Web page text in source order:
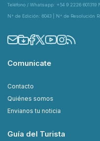
Teléfono / Whatsapp: +54 9 2226 601319
N° de Edición: 6043 | N° de Resolución
Comunicate
Contacto
Quiénes somos
Envianos tu noticia
Guía del Turista